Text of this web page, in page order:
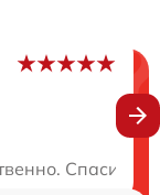
Спасибо